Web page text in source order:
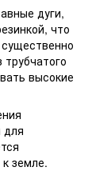
дуги,
что
высокие
для
земле.